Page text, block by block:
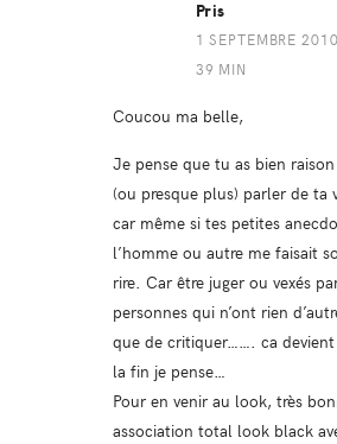
Pris
1 SEPTEMBRE
39 MIN
Coucou ma belle,
Je pense que tu as bien
(ou presque plus) parler de ta
car même si tes petites
l’homme ou autre me faisait
rire. Car être juger ou vexés
personnes qui n’ont rien
que de critiquer……. ca
la fin je pense…
Pour en venir au look, très
association total look black